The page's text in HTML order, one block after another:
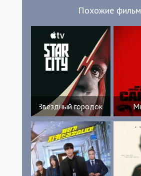
Похожие
Звёздный городок